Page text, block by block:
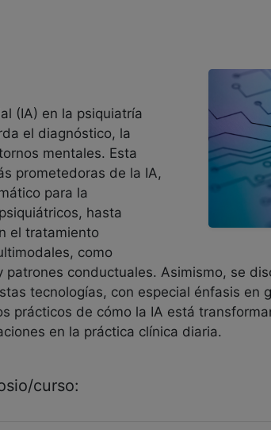
(IA) en la psiquiatría
el diagnóstico, la
mentales. Esta
prometedoras de la IA,
para la
hasta
el tratamiento
como
conductuales. Asimismo, se
tecnologías, con especial énfasis en
prácticos de cómo la IA está
en la práctica clínica diaria.
curso: